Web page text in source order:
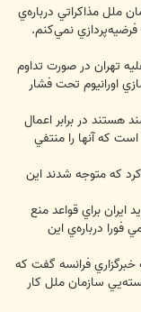
ملل مذاكراتي درباره‌ي
فرضيه‌پردازي نمي‌كنم.
تهران در صورت تداوم
اورانيوم تحت فشار
هستند در برابر اعمال
كه آنها را منتفي
كه متوجه شدند اين
براي قواعد منع
فورا درباره‌ي اين
خبرگزاري فرانسه گفت كه
سازمان ملل كار